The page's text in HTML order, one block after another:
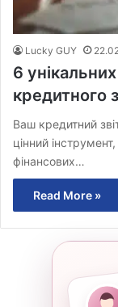
Lucky GUY
6
кредитного
Ваш кредитний
цінний
фінансових…
Read More »